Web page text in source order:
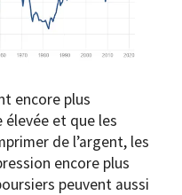
encore plus
et que les
de l’argent, les
encore plus
peuvent aussi